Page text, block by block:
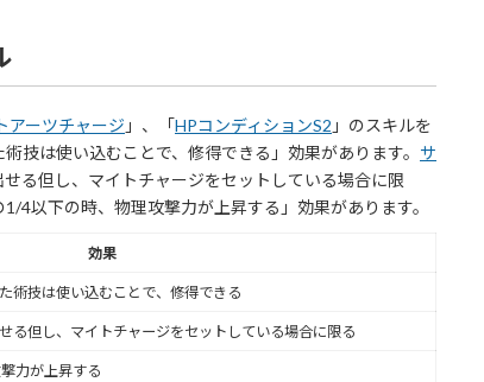
アーツチャージ 」、「HPコンディションS2 」のスキルを
技は使い込むことで、修得できる」効果があります。 サ
る但し、マイトチャージをセットしている場合に限
4以下の時、物理攻撃力が上昇する」効果があります。
効果
術技は使い込むことで、修得できる
る但し、マイトチャージをセットしている場合に限る
力が上昇する